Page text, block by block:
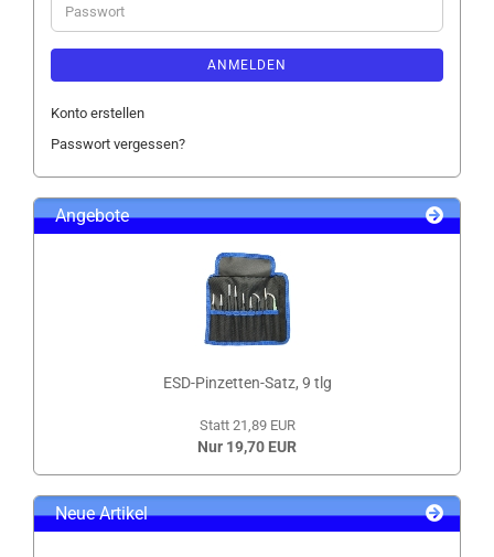
Passwort
ANMELDEN
Konto erstellen
Passwort vergessen?
Angebote
ESD-Pinzetten-Satz, 9 tlg
Statt 21,89 EUR
Nur 19,70 EUR
Neue Artikel